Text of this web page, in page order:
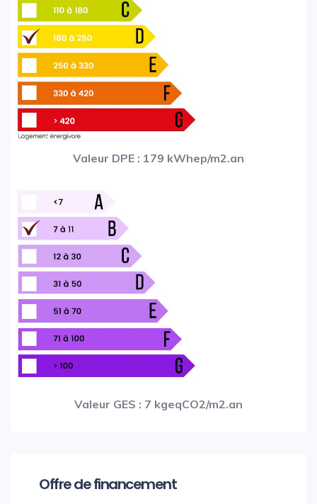
Valeur DPE : 179 kWhep/m2.an
Valeur GES : 7 kgeqCO2/m2.an
Offre de financement